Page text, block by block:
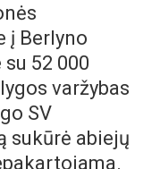
į Berlyno
52 000
varžybas
SV
sukūrė abiejų